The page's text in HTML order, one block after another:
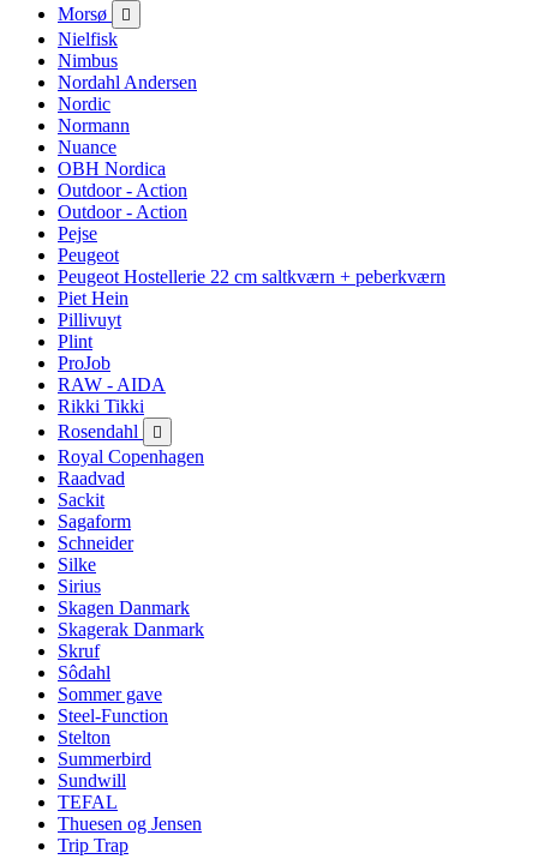
Morsø

Nielfisk
Nimbus
Nordahl Andersen
Nordic
Normann
Nuance
OBH Nordica
Outdoor - Action
Outdoor - Action
Pejse
Peugeot
Peugeot Hostellerie 22 cm saltkværn + peberkværn
Piet Hein
Pillivuyt
Plint
ProJob
RAW - AIDA
Rikki Tikki
Rosendahl

Royal Copenhagen
Raadvad
Sackit
Sagaform
Schneider
Silke
Sirius
Skagen Danmark
Skagerak Danmark
Skruf
Sôdahl
Sommer gave
Steel-Function
Stelton
Summerbird
Sundwill
TEFAL
Thuesen og Jensen
Trip Trap